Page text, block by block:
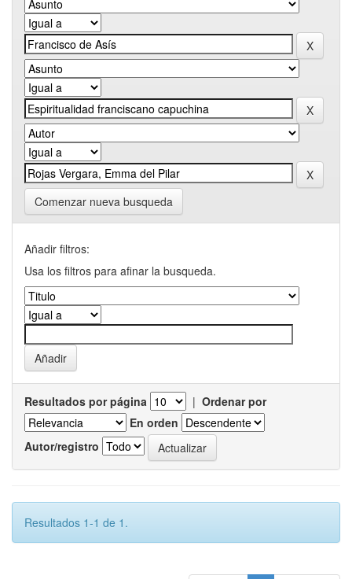
Comenzar nueva busqueda
Añadir filtros:
Usa los filtros para afinar la busqueda.
Resultados por página | Ordenar por
En orden
Autor/registro
Resultados 1-1 de 1.